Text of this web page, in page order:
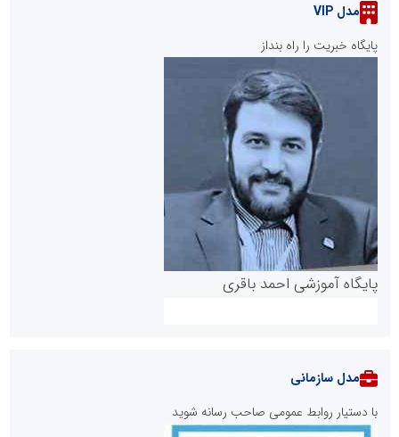
مدل VIP
پایگاه خبریت را راه بنداز
پایگاه آموزشی احمد باقری
مدل سازمانی
با دستیار روابط عمومی صاحب رسانه شوید